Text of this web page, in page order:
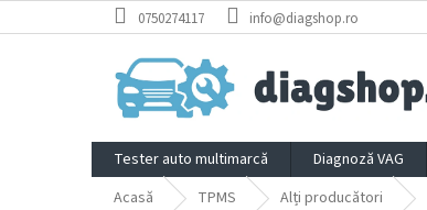
la
0750274117 info@diagshop.ro
Tester auto multimarcă Diagnoză VAG
Acasă
TPMS Alți producători